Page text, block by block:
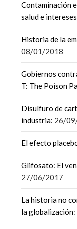
Contaminación
salud e
Historia de la
08/01/2018
Gobiernos
T: The Poison
Disulfuro de
industria: 26/
El efecto
Glifosato: El
27/06/2017
La historia no
la globalización